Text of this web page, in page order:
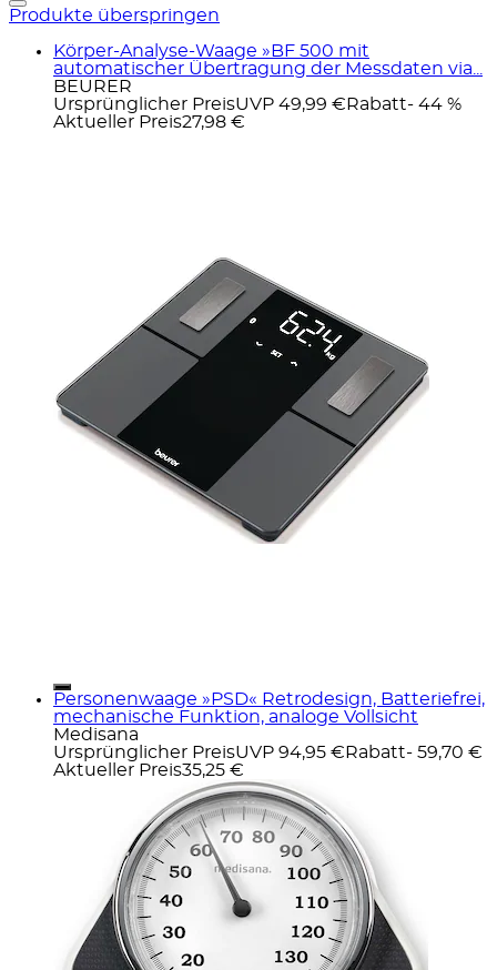
Produkte überspringen
Körper-Analyse-Waage »BF 500 mit
automatischer Übertragung der Messdaten via...
BEURER
Ursprünglicher PreisUVP 49,99 € Rabatt- 44 %
Aktueller Preis27,98 €
Personenwaage »PSD« Retrodesign, Batteriefrei,
mechanische Funktion, analoge Vollsicht
Medisana
Ursprünglicher PreisUVP 94,95 € Rabatt- 59,70 €
Aktueller Preis35,25 €